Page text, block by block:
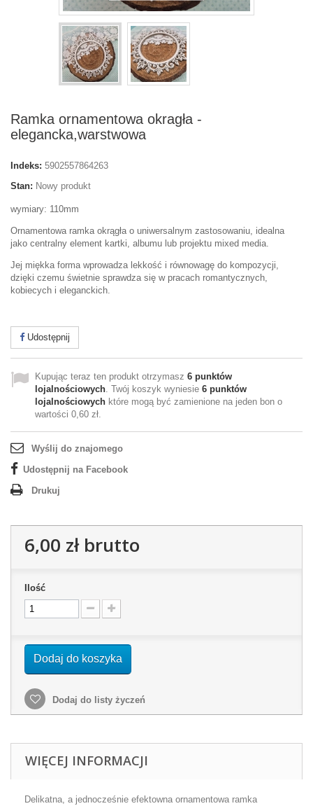
Ramka ornamentowa okragła -
elegancka,warstwowa
Indeks: 5902557864263
Stan: Nowy produkt
wymiary: 110mm
Ornamentowa ramka okrągła o uniwersalnym zastosowaniu, idealna
jako centralny element kartki, albumu lub projektu mixed media.
Jej miękka forma wprowadza lekkość i równowagę do kompozycji,
dzięki czemu świetnie sprawdza się w pracach romantycznych,
kobiecych i eleganckich.
Udostępnij
Kupując teraz ten produkt otrzymasz 6 punktów
lojalnościowych. Twój koszyk wyniesie 6 punktów
lojalnościowych które mogą być zamienione na jeden bon o
wartości 0,60 zł.
Wyślij do znajomego
Udostępnij na Facebook
Drukuj
6,00 złbrutto
Ilość
Dodaj do koszyka
Dodaj do listy życzeń
WIĘCEJ INFORMACJI
Delikatna, a jednocześnie efektowna ornamentowa ramka